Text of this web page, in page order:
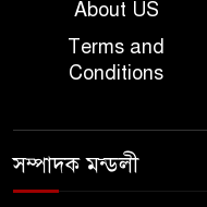
About US
Terms and
Conditions
সম্পাদক মন্ডলী